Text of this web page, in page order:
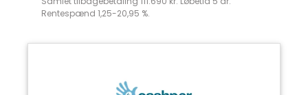
Rentespænd 1,25-20,95 %.